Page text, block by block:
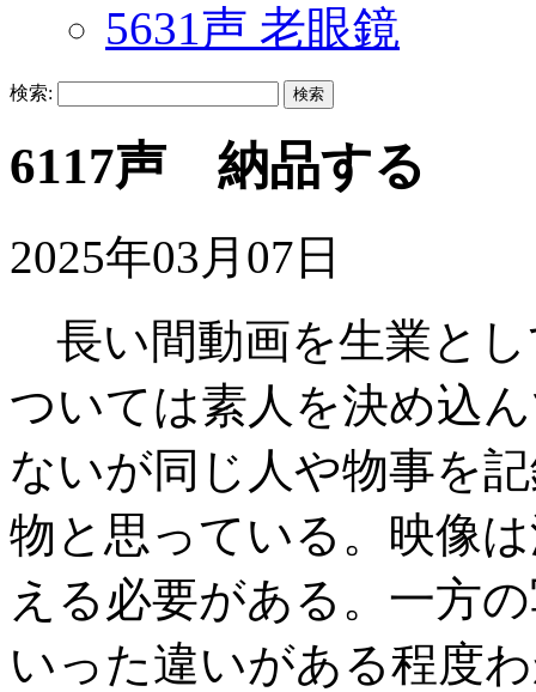
5631声 老眼鏡
検索:
6117声 納品する
2025年03月07日
長い間動画を生業と
ついては素人を決め込
ないが同じ人や物事を
物と思っている。映像
える必要がある。一方
いった違いがある程度